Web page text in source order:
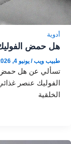
أدوية
هل حمض
طبيب ويب/ يونيو 4, 2026
تسألي عن هل حمض
الفوليك عنصر
الخلقية